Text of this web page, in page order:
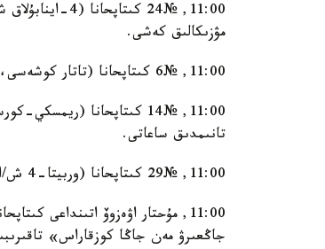
مۋزىكالىق كەشى.
11:00, №6 كىتاپحانا (تاتار كوشەسى، 32) - «ولمەيتۇعىن ارتىنا ءسوز قالدىرعان» ادەبي-پوەزيالىق كەشى.
تانىمدىق ساعاتى.
11:00, №29 كىتاپحانا (وربيتا-4 ش/ا، 10) - «ۇلى دالا ءۇنى - اباي» ادەبي-مۋزىكالىق كەشى.
جاڭعىرۋ مەن جاڭا كوزقاراس»